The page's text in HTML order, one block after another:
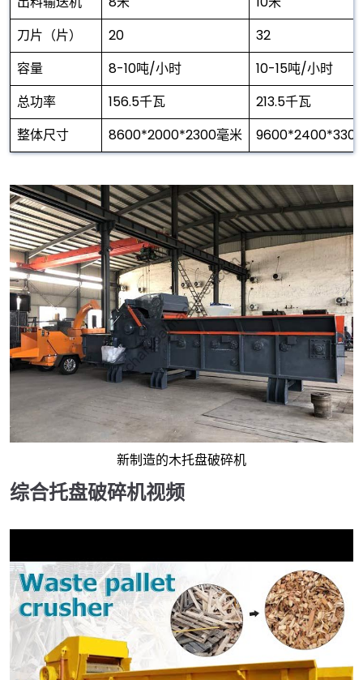
刀片（片）
20
32
容量
8-10吨/小时
10-15吨/小时
总功率
156.5千瓦
213.5千瓦
整体尺寸
8600*2000*2300毫米
新制造的木托盘破碎机
综合托盘破碎机视频